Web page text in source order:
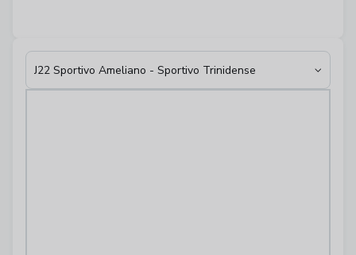
J22 Sportivo Ameliano - Sportivo Trinidense